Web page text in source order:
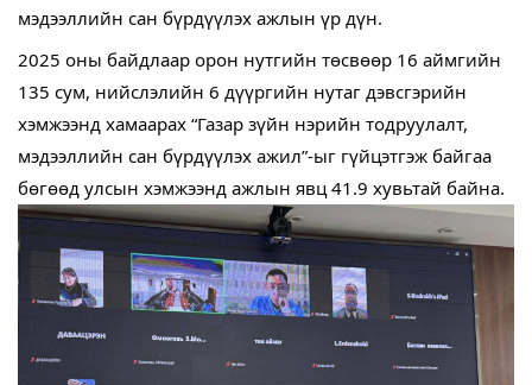
мэдээллийн сан бүрдүүлэх ажлын үр дүн.
2025 оны байдлаар орон нутгийн төсвөөр 16 аймгийн
135 сум, нийслэлийн 6 дүүргийн нутаг дэвсгэрийн
хэмжээнд хамаарах “Газар зүйн нэрийн тодруулалт,
мэдээллийн сан бүрдүүлэх ажил”-ыг гүйцэтгэж байгаа
бөгөөд улсын хэмжээнд ажлын явц 41.9 хувьтай байна.